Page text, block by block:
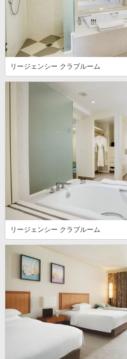
リージェンシー クラブルーム
リージェンシー クラブルーム